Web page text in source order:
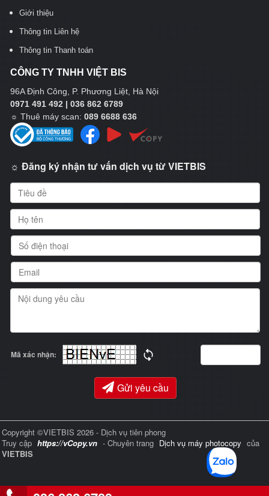
Giới thiệu
Thông tin Liên hệ
Thông tin Thanh toán
CÔNG TY TNHH VIỆT BIS
96A Định Công, P. Phương Liệt, Hà Nội
0971 491 492 | 036 862 6789
☼ Thuê máy scan: 089 6688 636
☼ Đăng ký nhận tư vấn dịch vụ từ VIETBIS
Mã xác nhận:
Gửi yêu cầu
Copyright ©VIETBIS 2026 - Dịch vụ tiên phong
Truy cập https://vCopy.vn - Chuyên trang Dịch vụ máy photocopy của
VIETBIS